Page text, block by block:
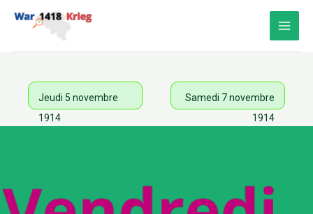
Jeudi 5 novembre
1914
Samedi 7 novembre
1914